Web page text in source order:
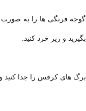
گوجه فرنگی ها را به صورت
بگیرید و ریز خرد کنید.
برگ های کرفس را جدا کنید و